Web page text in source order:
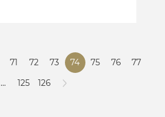
71 72 73 74 75 76
77
...
125 126